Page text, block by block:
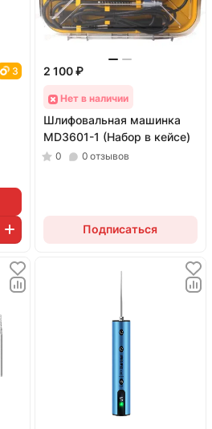
3 2 100 ₽
Нет в наличии
Шлифовальная машинка
MD3601-1 (Набор в кейсе)
0 0 отзывов
Подписаться